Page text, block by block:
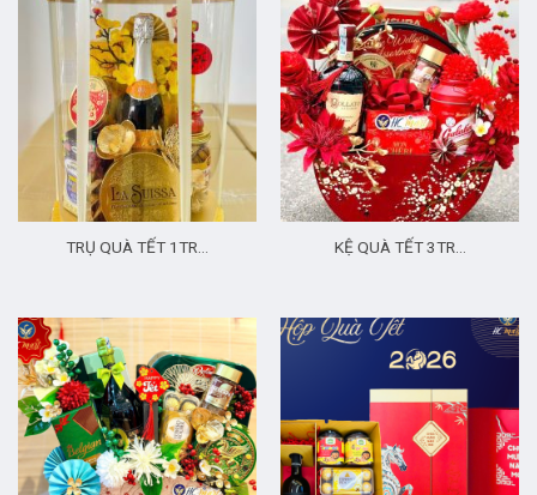
TRỤ QUÀ TẾT 1TR… KỆ QUÀ TẾT 3TR…